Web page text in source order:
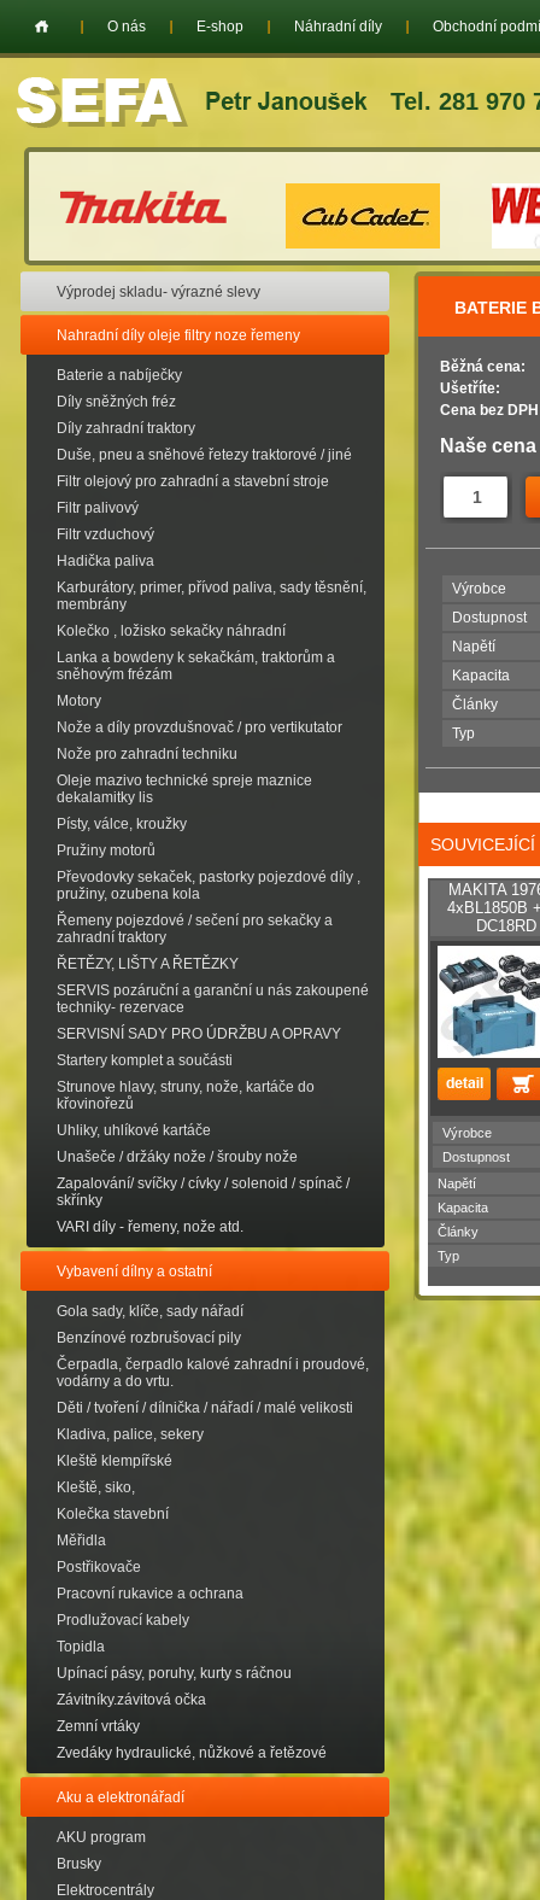
Tel. 281 970
O nás E-shop Náhradní díly Obchodní
Výprodej skladu- výrazné slevy
Nahradní díly oleje filtry noze řemeny
Baterie a nabíječky
Díly sněžných fréz
Díly zahradní traktory
Duše, pneu a sněhové řetezy traktorové / jiné
Filtr olejový pro zahradní a stavební stroje
Filtr palivový
Filtr vzduchový
Hadička paliva
Karburátory, primer, přívod paliva, sady těsnění,
membrány
Kolečko , ložisko sekačky náhradní
Lanka a bowdeny k sekačkám, traktorům a
sněhovým frézám
Motory
Nože a díly provzdušnovač / pro vertikutator
Nože pro zahradní techniku
Oleje mazivo technické spreje maznice
dekalamitky lis
Písty, válce, kroužky
Pružiny motorů
Převodovky sekaček, pastorky pojezdové díly ,
pružiny, ozubena kola
Řemeny pojezdové / sečení pro sekačky a
zahradní traktory
ŘETĚZY, LIŠTY A ŘETĚZKY
SERVIS pozáruční a garanční u nás zakoupené
techniky- rezervace
SERVISNÍ SADY PRO ÚDRŽBU A OPRAVY
Startery komplet a součásti
Strunove hlavy, struny, nože, kartáče do
křovinořezů
Uhliky, uhlíkové kartáče
Unašeče / držáky nože / šrouby nože
Zapalování/ svíčky / cívky / solenoid / spínač /
skřínky
VARI díly - řemeny, nože atd.
Vybavení dílny a ostatní
Gola sady, klíče, sady nářadí
Benzínové rozbrušovací pily
Čerpadla, čerpadlo kalové zahradní i proudové,
vodárny a do vrtu.
Děti / tvoření / dílnička / nářadí / malé velikosti
Kladiva, palice, sekery
Kleště klempířské
Kleště, siko,
Kolečka stavební
Měřidla
Postřikovače
Pracovní rukavice a ochrana
Prodlužovací kabely
Topidla
Upínací pásy, poruhy, kurty s ráčnou
Závitníky.závitová očka
Zemní vrtáky
Zvedáky hydraulické, nůžkové a řetězové
Aku a elektronářadí
AKU program
Brusky
Elektrocentrály
BATERIE
Běžná cena:
Ušetříte:
Cena bez
Naše
Výrobce
Dostupnost
Napětí
Kapacita
Články
Typ
MAKITA
4xBL1850B
Výrobce
Dostupnost
Napětí
Kapacita
Články
Typ